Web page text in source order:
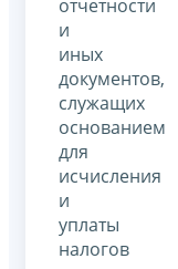
отчетности
и
иных
документов,
служащих
основанием
для
исчисления
и
уплаты
налогов